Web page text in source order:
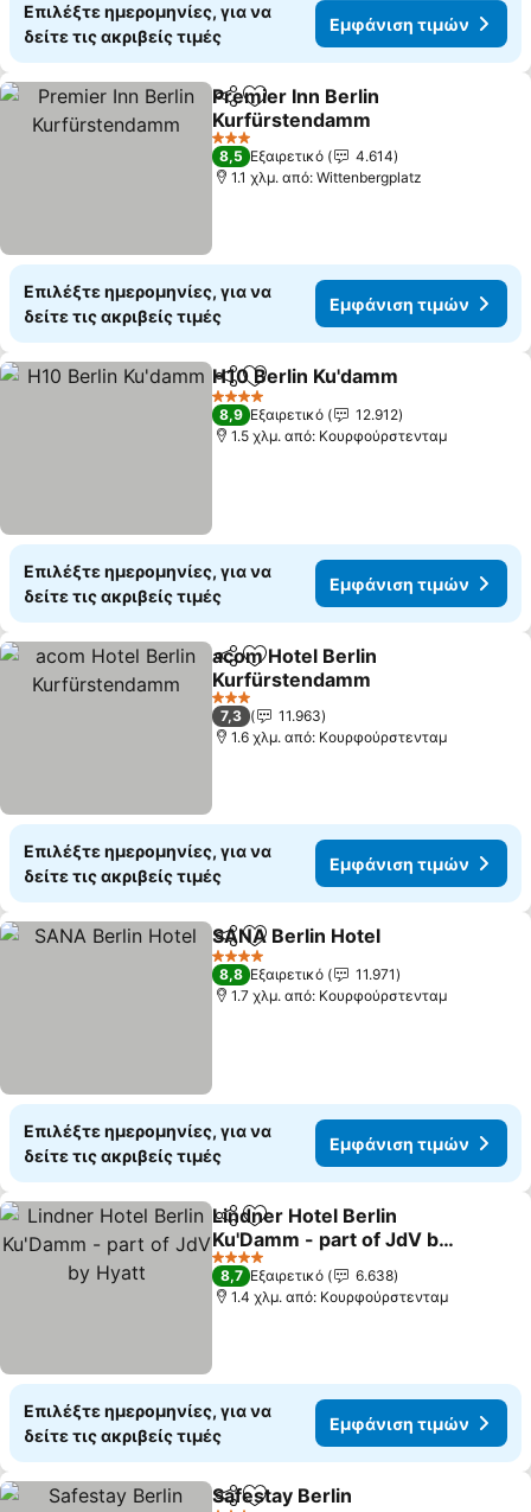
Επιλέξτε ημερομηνίες, για να
δείτε τις ακριβείς τιμές
Εμφάνιση τιμών
Κοινοποίηση
Προσθήκη στα αγαπημένα
Premier Inn Berlin
Kurfürstendamm
Εμφάνιση τιμών
3 Αστέρια
8,5 Εξαιρετικό
4.614
1.1 χλμ. από: Wittenbergplatz
Επιλέξτε ημερομηνίες, για να
δείτε τις ακριβείς τιμές
Εμφάνιση τιμών
Κοινοποίηση
Προσθήκη στα αγαπημένα
H10 Berlin Ku'damm
4 Αστέρια
8,9 Εξαιρετικό
12.912
1.5 χλμ. από: Κουρφούρστενταμ
Επιλέξτε ημερομηνίες, για να
δείτε τις ακριβείς τιμές
Εμφάνιση τιμών
Κοινοποίηση
Προσθήκη στα αγαπημένα
acom Hotel Berlin
Kurfürstendamm
Εμφάνιση τιμών
3 Αστέρια
7,3
11.963
1.6 χλμ. από: Κουρφούρστενταμ
Επιλέξτε ημερομηνίες, για να
δείτε τις ακριβείς τιμές
Εμφάνιση τιμών
Κοινοποίηση
Προσθήκη στα αγαπημένα
SANA Berlin Hotel
4 Αστέρια
8,8 Εξαιρετικό
11.971
1.7 χλμ. από: Κουρφούρστενταμ
Επιλέξτε ημερομηνίες, για να
δείτε τις ακριβείς τιμές
Εμφάνιση τιμών
Κοινοποίηση
Προσθήκη στα αγαπημένα
Lindner Hotel Berlin
Ku'Damm - part of JdV by
Hyatt
Εμφάνιση τιμών
4 Αστέρια
8,7 Εξαιρετικό
6.638
1.4 χλμ. από: Κουρφούρστενταμ
Επιλέξτε ημερομηνίες, για να
δείτε τις ακριβείς τιμές
Εμφάνιση τιμών
Κοινοποίηση
Safestay Berlin